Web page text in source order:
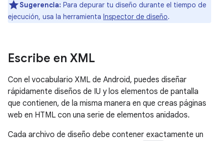
Sugerencia: Para depurar tu diseño durante el tiempo de
ejecución, usa la herramienta Inspector de diseño.
Escribe en XML
Con el vocabulario XML de Android, puedes diseñar
rápidamente diseños de IU y los elementos de pantalla
que contienen, de la misma manera en que creas páginas
web en HTML con una serie de elementos anidados.
Cada archivo de diseño debe contener exactamente un